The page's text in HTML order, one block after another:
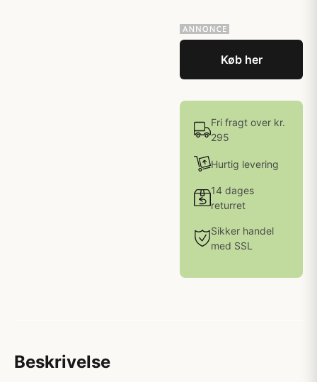
Køb her
Fri fragt over kr.
295
Hurtig levering
14 dages
returret
Sikker handel
med SSL
Beskrivelse